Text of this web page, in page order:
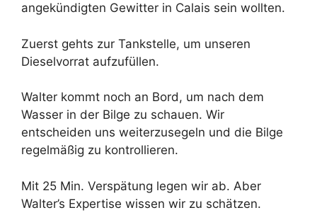
angekündigten Gewitter in Calais sein wollten.
Zuerst gehts zur Tankstelle, um unseren
Dieselvorrat aufzufüllen.
Walter kommt noch an Bord, um nach dem
Wasser in der Bilge zu schauen. Wir
entscheiden uns weiterzusegeln und die Bilge
regelmäßig zu kontrollieren.
Mit 25 Min. Verspätung legen wir ab. Aber
Walter’s Expertise wissen wir zu schätzen.